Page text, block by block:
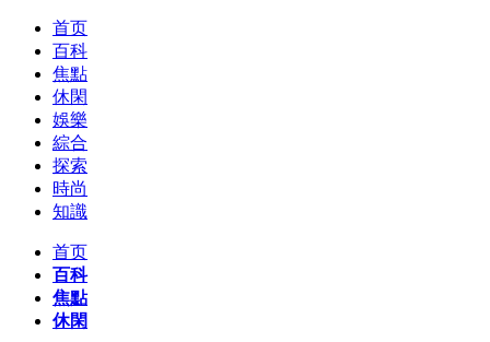
首页
百科
焦點
休閑
娛樂
綜合
探索
時尚
知識
首页
百科
焦點
休閑